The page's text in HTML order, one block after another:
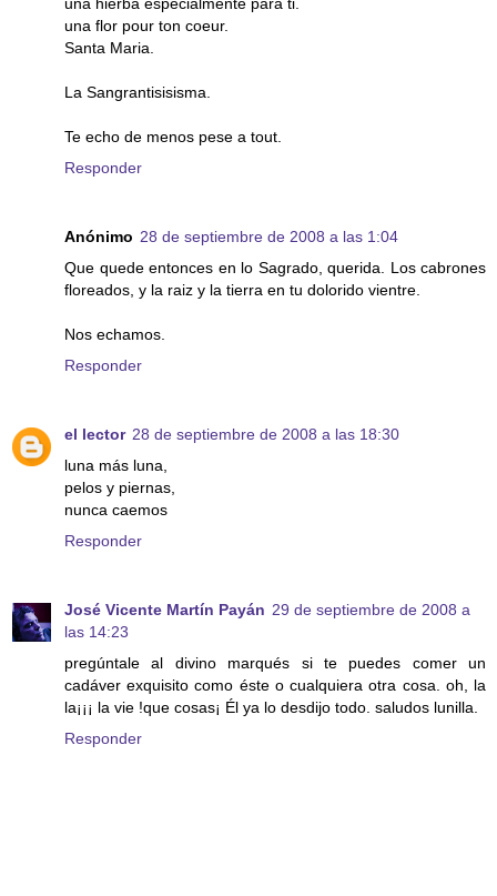
una hierba especialmente para ti.
una flor pour ton coeur.
Santa Maria.
La Sangrantisisisma.
Te echo de menos pese a tout.
Responder
Anónimo 28 de septiembre de 2008 a las 1:04
Que quede entonces en lo Sagrado, querida. Los cabrones
floreados, y la raiz y la tierra en tu dolorido vientre.
Nos echamos.
Responder
el lector 28 de septiembre de 2008 a las 18:30
luna más luna,
pelos y piernas,
nunca caemos
Responder
José Vicente Martín Payán 29 de septiembre de 2008 a
las 14:23
pregúntale al divino marqués si te puedes comer un
cadáver exquisito como éste o cualquiera otra cosa. oh, la
la¡¡¡ la vie !que cosas¡ Él ya lo desdijo todo. saludos lunilla.
Responder